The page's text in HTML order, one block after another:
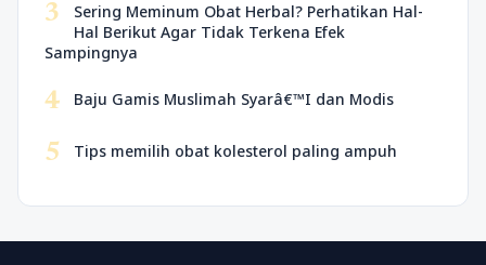
3
Sering Meminum Obat Herbal? Perhatikan Hal-
Hal Berikut Agar Tidak Terkena Efek
Sampingnya
4 Baju Gamis Muslimah Syarâ€™I dan Modis
5 Tips memilih obat kolesterol paling ampuh